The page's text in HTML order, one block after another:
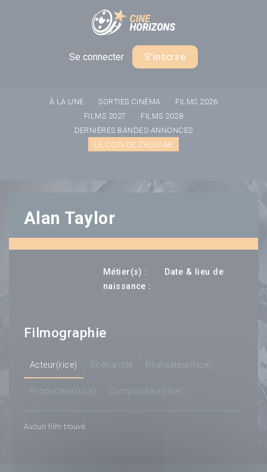
Se connecter S'inscrire
À LA UNE SORTIES CINÉMA
FILMS 2026
FILMS 2027
FILMS 2028
DERNIÈRES BANDES-ANNONCES
LE COIN DE ZHOLTAR
Alan Taylor
Métier(s) :
Date & lieu de
naissance :
Filmographie
Acteur(rice) Scénariste Réalisateur(rice)
Producteur(rice) Compositeur(rice)
Aucun film trouvé...
Panneau de gestion des cookies